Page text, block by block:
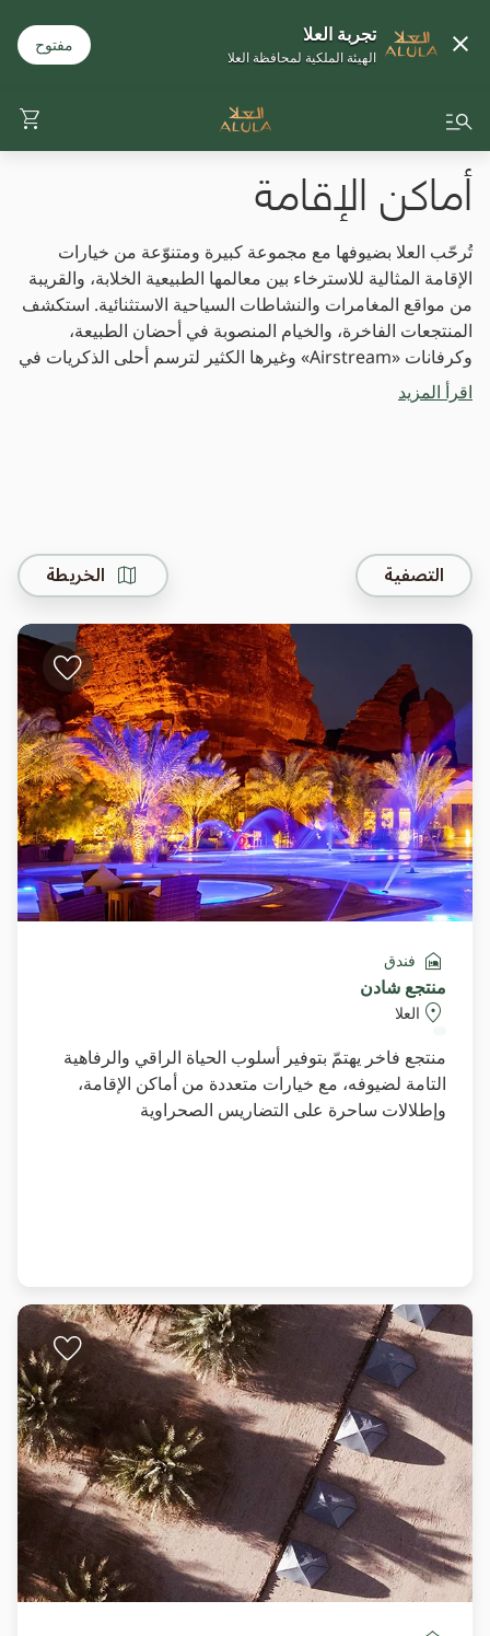
أماكن الإقامة
تُرحّب العلا بضيوفها مع مجموعة كبيرة ومتنوّعة من خيارات
الإقامة المثالية للاسترخاء بين معالمها الطبيعية الخلابة، والقريبة
من مواقع المغامرات والنشاطات السياحية الاستثنائية. استكشف
المنتجعات الفاخرة، والخيام المنصوبة في أحضان الطبيعة،
وكرفانات «Airstream» وغيرها الكثير لترسم أحلى الذكريات في
هذه الوجهة الساحرة.
اقرأ المزيد
التصفية الخريطة
فندق
منتجع شادن
العلا
منتجع فاخر يهتمّ بتوفير أسلوب الحياة الراقي والرفاهية
التامة لضيوفه، مع خيارات متعددة من أماكن الإقامة،
وإطلالات ساحرة على التضاريس الصحراوية
تجربة العلا
الهيئة الملكية لمحافظة العلا
مفتوح